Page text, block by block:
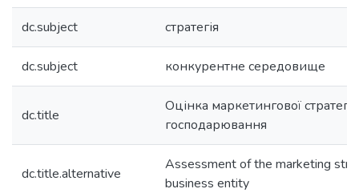
dc.subject стратегія
dc.subject конкурентне середовище
dc.title
Оцінка маркетингової стратегії
господарювання
dc.title.alternative
Assessment of the marketing
business entity